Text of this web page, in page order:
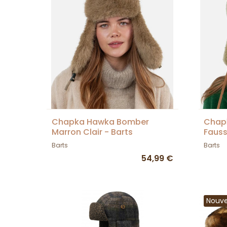
Chapka Hawka Bomber
Marron Clair - Barts
Barts
54,99 €
BARTS
Barts